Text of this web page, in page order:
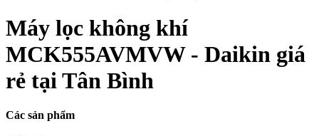
Máy lọc không khí
MCK555AVMVW - Daikin giá
rẻ tại Tân Bình
Các sản phẩm